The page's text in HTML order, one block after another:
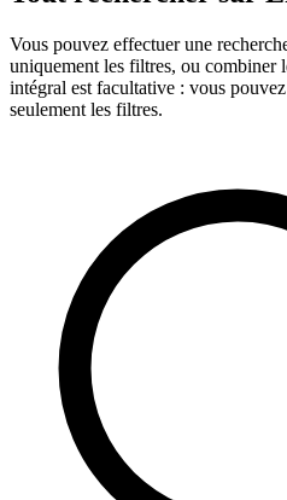
Vous pouvez effectuer une
uniquement les filtres, ou combiner
intégral est facultative : vous
seulement les filtres.